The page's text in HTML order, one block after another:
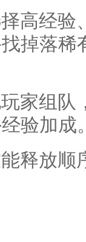
高经验
掉落稀
家组队
验加成
释放顺